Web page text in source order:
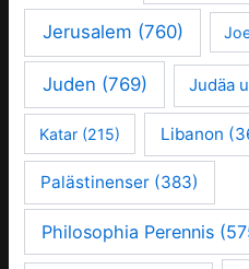
Jerusalem (760)
Juden (769) Judäa
Katar (215) Libanon
Palästinenser (383)
Philosophia Perennis